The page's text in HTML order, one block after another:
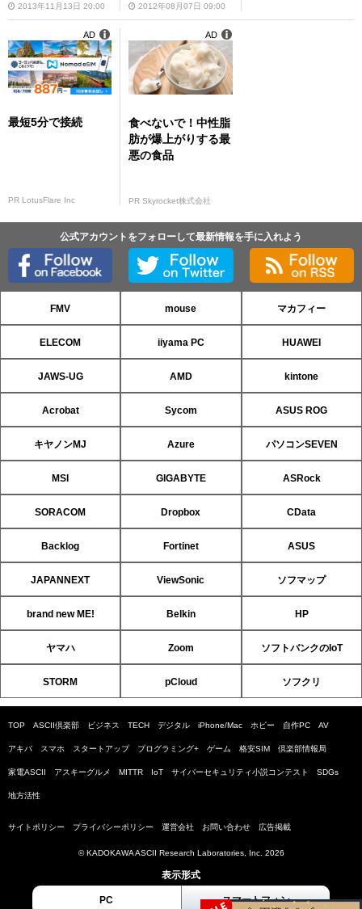
2013年11月13日 20:00 2012年08月07日 09:00
最短5分で接続
PR LotusFlare Inc
AD
食べないで！中性脂
肪が爆上がりする最
悪の食品
PR Skyrocket株式会社
AD
公式アカウントをフォローして最新情報を手に入れよう
FMV mouse マカフィー
ELECOM iiyama PC HUAWEI
JAWS-UG AMD kintone
Acrobat Sycom ASUS ROG
キヤノンMJ Azure パソコンSEVEN
MSI GIGABYTE ASRock
SORACOM Dropbox CData
Backlog Fortinet ASUS
JAPANNEXT ViewSonic ソフマップ
brand new ME! Belkin HP
ヤマハ Zoom ソフトバンクのIoT
STORM pCloud ソフクリ
TOP ASCII倶楽部 ビジネス TECH デジタル iPhone/Mac ホビー 自作PC AV
アキバ スマホ スタートアップ プログラミング+ ゲーム 格安SIM 倶楽部情報局
家電ASCII アスキーグルメ MITTR IoT サイバーセキュリティ小説コンテスト SDGs
地方活性
サイトポリシー プライバシーポリシー 運営会社 お問い合わせ 広告掲載
© KADOKAWA ASCII Research Laboratories, Inc. 2026
表示形式
PC スマートフォン